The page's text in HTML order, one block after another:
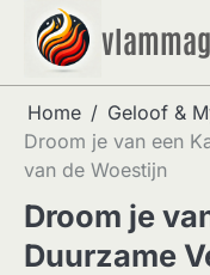
content
Home
Geloof &
Droom je van een
van de Woestijn
Droom je
Duurzame